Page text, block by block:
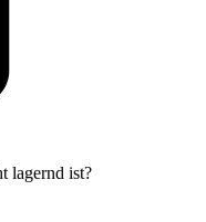
lagernd ist?